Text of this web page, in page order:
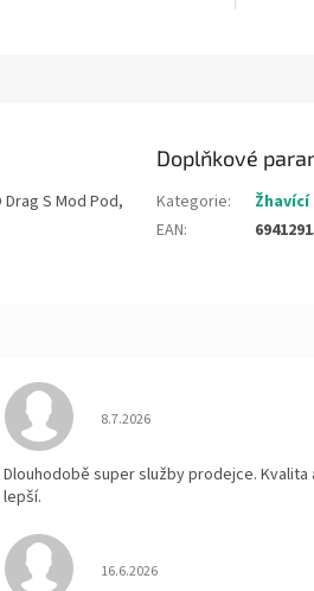
S Mod Pod,
Doplňkové
Kategorie:
Žhavící
EAN:
Hodnocení obchodu je 5 z 5
8.7.2026
Dlouhodobě super služby prodejce. Kvalita
lepší.
Hodnocení obchodu je 5 z 5
16.6.2026